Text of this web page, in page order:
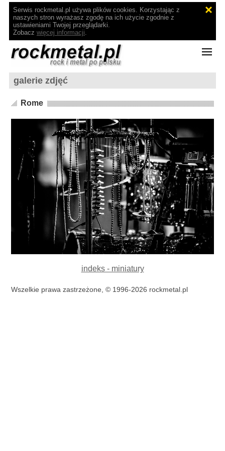
Serwis rockmetal.pl używa plików cookies. Korzystając z
naszych stron wyrażasz zgodę na ich użycie zgodnie z
ustawieniami Twojej przeglądarki.
Zobacz więcej informacji.
galerie zdjęć
Rome
indeks - miniatury
Wszelkie prawa zastrzeżone, © 1996-2026 rockmetal.pl